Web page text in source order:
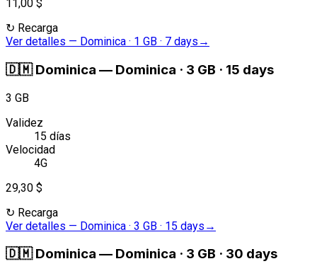
11,00 $
↻ Recarga
Ver detalles — Dominica · 1 GB · 7 days →
🇩🇲 Dominica — Dominica · 3 GB · 15 days
3 GB
Validez
15 días
Velocidad
4G
29,30 $
↻ Recarga
Ver detalles — Dominica · 3 GB · 15 days →
🇩🇲 Dominica — Dominica · 3 GB · 30 days